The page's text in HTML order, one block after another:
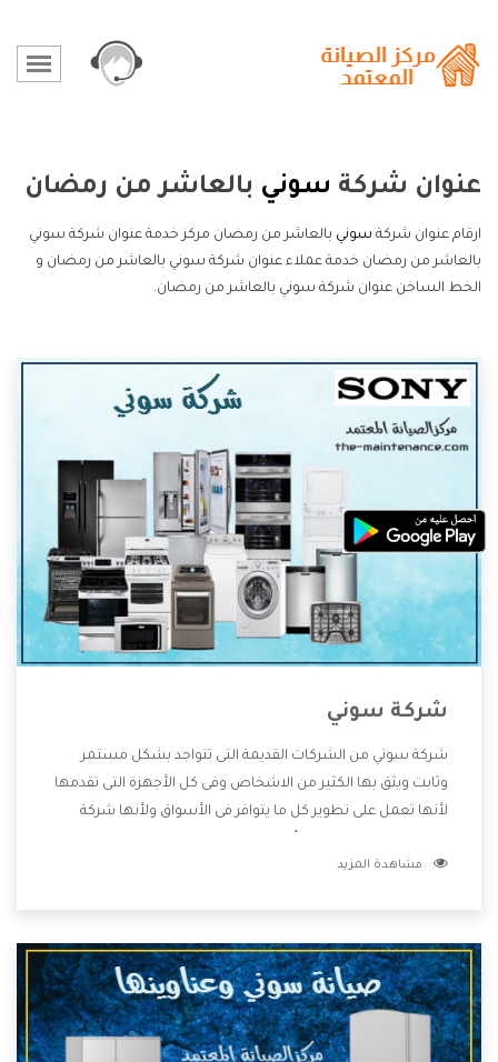
عنوان شركة سوني بالعاشر من رمضان
ارقام عنوان شركة سوني بالعاشر من رمضان مركز خدمة عنوان شركة سوني
بالعاشر من رمضان خدمة عملاء عنوان شركة سوني بالعاشر من رمضان و
الخط الساخن عنوان شركة سوني بالعاشر من رمضان.
شركة سوني
شركة سوني من الشركات القديمة التى تتواجد بشكل مستمر
وثابت ويثق بها الكثير من الاشخاص وفى كل الأجهزة التى تقدمها
لأنها تعمل على تطوير كل ما يتوافر فى الأسواق ولأنها شركة
وتقدم للعملاء أقوى العروض والخصومات التى تسهل على
مشاهدة المزيد